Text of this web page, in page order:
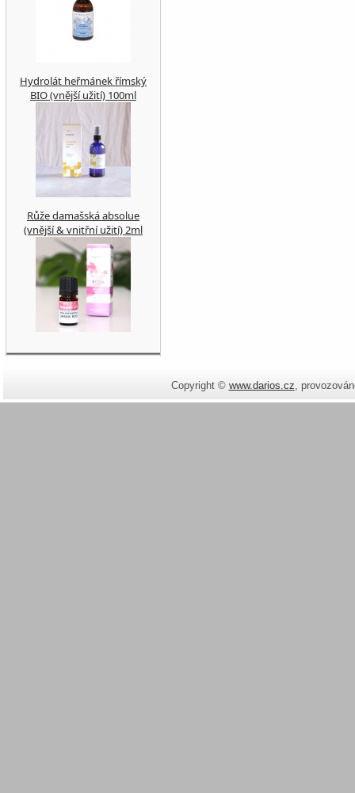
Hydrolát heřmánek římský
BIO (vnější užití) 100ml
Růže damašská absolue
(vnější & vnitřní užití) 2ml
Copyright © www.darios.cz,